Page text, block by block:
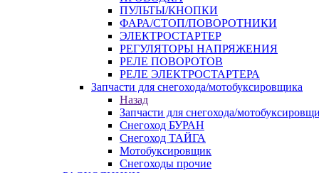
ПУЛЬТЫ/КНОПКИ
ФАРА/СТОП/ПОВОРОТНИКИ
ЭЛЕКТРОСТАРТЕР
РЕГУЛЯТОРЫ НАПРЯЖЕНИЯ
РЕЛЕ ПОВОРОТОВ
РЕЛЕ ЭЛЕКТРОСТАРТЕРА
Запчасти для снегохода/мотобуксировщика
Назад
Запчасти для снегохода/
Снегоход БУРАН
Снегоход ТАЙГА
Мотобуксировщик
Снегоходы прочие